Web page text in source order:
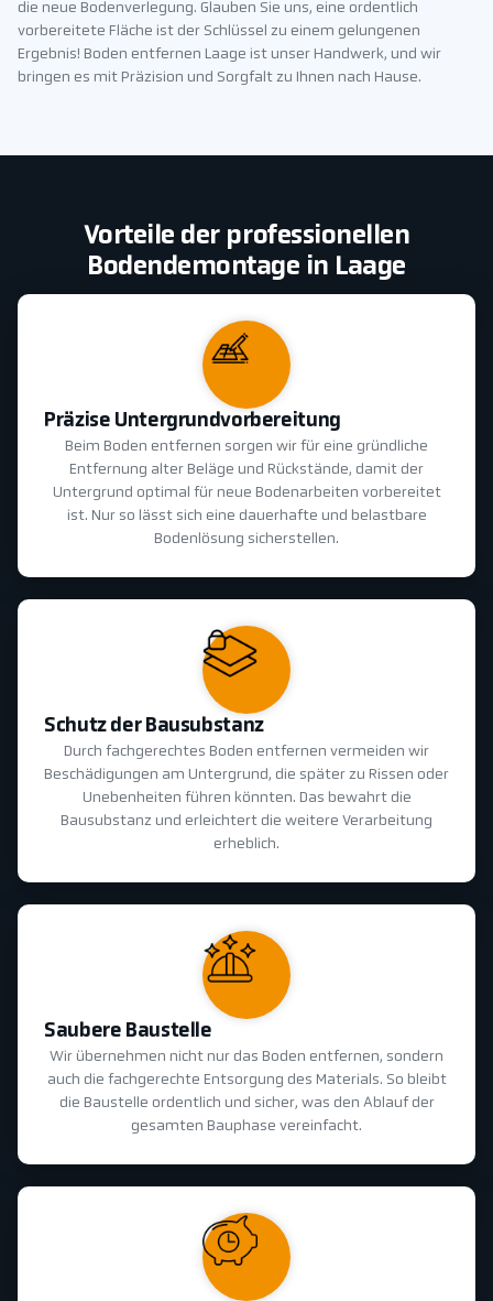
die neue Bodenverlegung. Glauben Sie uns, eine ordentlich
vorbereitete Fläche ist der Schlüssel zu einem gelungenen
Ergebnis! Boden entfernen Laage ist unser Handwerk, und wir
bringen es mit Präzision und Sorgfalt zu Ihnen nach Hause.
Vorteile der professionellen
Bodendemontage in Laage
Präzise Untergrundvorbereitung
Beim Boden entfernen sorgen wir für eine gründliche
Entfernung alter Beläge und Rückstände, damit der
Untergrund optimal für neue Bodenarbeiten vorbereitet
ist. Nur so lässt sich eine dauerhafte und belastbare
Bodenlösung sicherstellen.
Schutz der Bausubstanz
Durch fachgerechtes Boden entfernen vermeiden wir
Beschädigungen am Untergrund, die später zu Rissen oder
Unebenheiten führen könnten. Das bewahrt die
Bausubstanz und erleichtert die weitere Verarbeitung
erheblich.
Saubere Baustelle
Wir übernehmen nicht nur das Boden entfernen, sondern
auch die fachgerechte Entsorgung des Materials. So bleibt
die Baustelle ordentlich und sicher, was den Ablauf der
gesamten Bauphase vereinfacht.